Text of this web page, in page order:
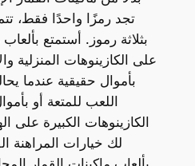
تجد رمزًا واحدًا فقط،
بثلاثة رموز. أستمتع
على الكازينوهات المنزلية
بأموال حقيقية عندما
اللعب للمتعة أو
الكازينوهات الكبيرة على
لك خيارات المراهنة